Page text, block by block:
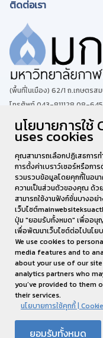
ติดต่อเรา
(พื้นที่ในเมือง) 62/1 ถ.เกษตร
โทรศัพท์ 043-811128 08-
(พื้นที่นามน)13 หมู่ 14 ต.สงเป
งานส่งเสริมมาตร
นโยบายการใช้
uses cookies
คุณสามารถเลือกปฏิเสธการ
การตั้งค่าเบราว์เซอร์หรือก
รวมรวบข้อมูลโดยคุกกี้ในอน
ความเป็นส่วนตัวของคุณ ด้ว
สามารถใช้งานฟังก์ชั่นบางอย่
เว็บไซต์
ปุ่ม "ยอมรับทั้งหมด" เพื่ออนุญ
เพื่อพัฒนาเว็บไซต์ต่อไปนโย
We use cookies to
media features and to
about your use of our
analytics partners who
you’ve provided to them
their services.
นโยบายการใช้คุกกี้ |
ยอมรับทั้งหมด